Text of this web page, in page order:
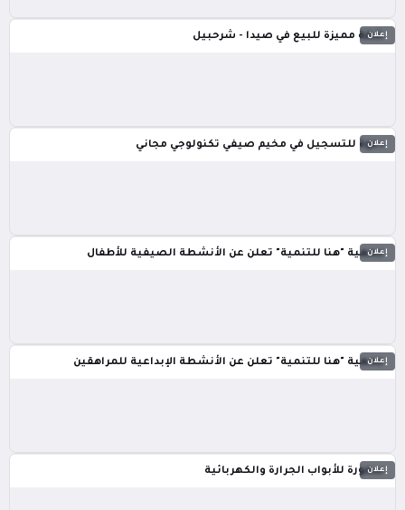
إعلان
شقة مميزة للبيع في صيدا - شرحبيل
إعلان
دعوة للتسجيل في مخيم صيفي تكنولوجي مجاني
إعلان
جمعية "هنا للتنمية" تعلن عن الأنشطة الصيفية للأطفال
إعلان
جمعية "هنا للتنمية" تعلن عن الأنشطة الإبداعية للمراهقين
إعلان
سمورة للأبواب الجرارة والكهربائية